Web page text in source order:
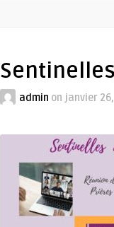
admin on janvier